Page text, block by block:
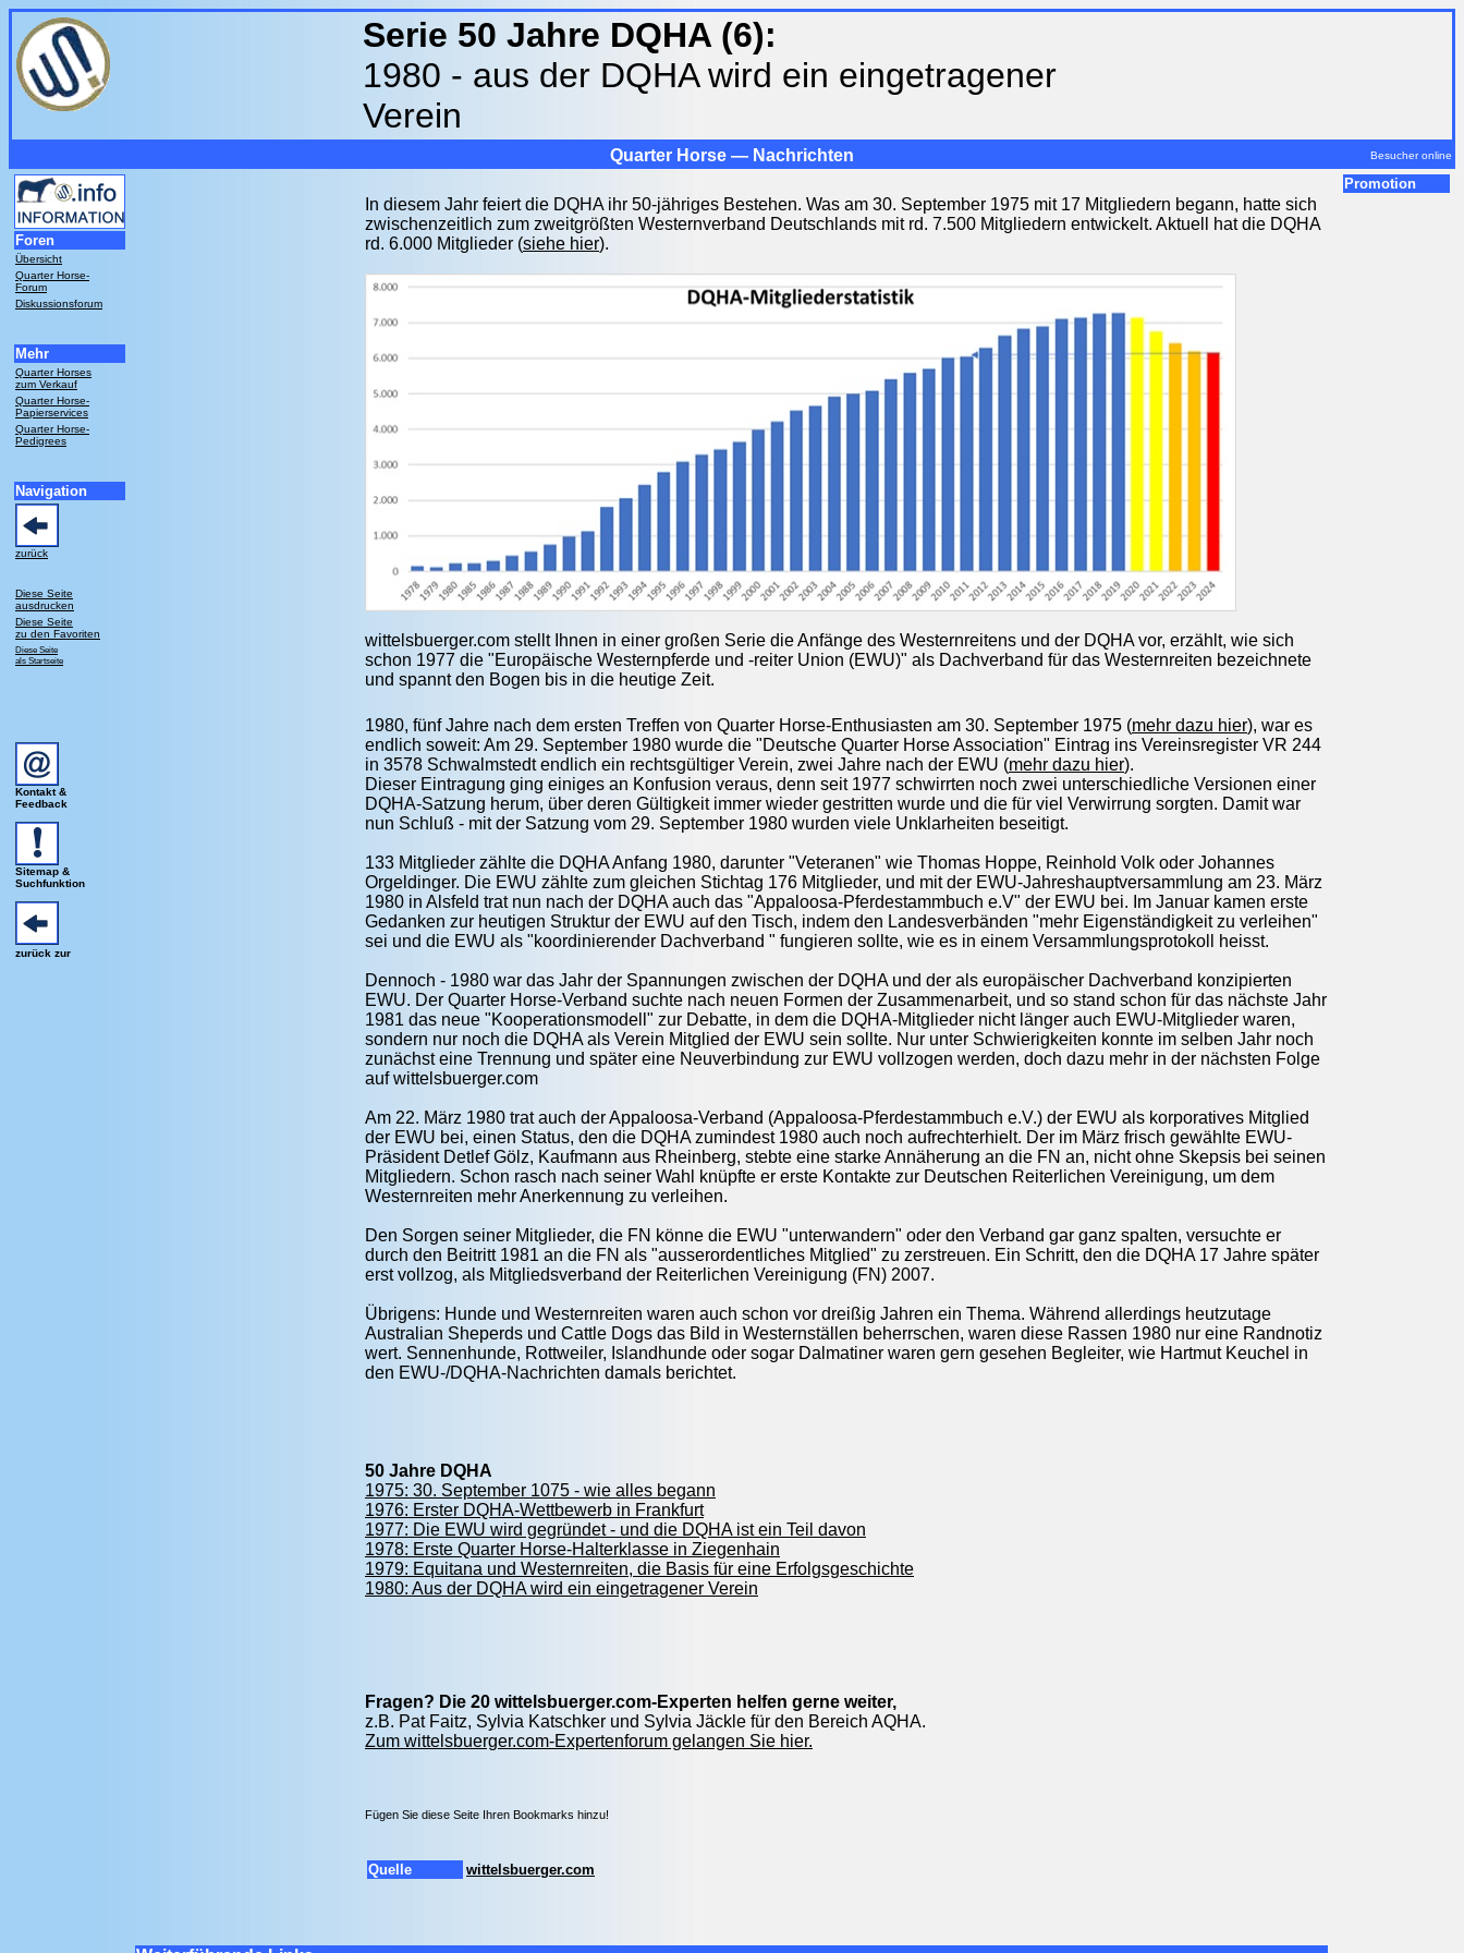
Serie 50 Jahre DQHA (6):
1980 - aus der DQHA wird ein eingetragener
Verein
Quarter Horse — Nachrichten Besucher online
Foren
Übersicht
Quarter Horse-
Forum
Diskussionsforum
Mehr
Quarter Horses
zum Verkauf
Quarter Horse-
Papierservices
Quarter Horse-
Pedigrees
Navigation
zurück
Diese Seite
ausdrucken
Diese Seite
zu den Favoriten
Diese Seite
als Startseite
Kontakt &
Feedback
Sitemap &
Suchfunktion
zurück zur
In diesem Jahr feiert die DQHA ihr 50-jähriges Bestehen. Was am 30. September 1975 mit 17 Mitgliedern begann, hatte sich
zwischenzeitlich zum zweitgrößten Westernverband Deutschlands mit rd. 7.500 Mitgliedern entwickelt. Aktuell hat die DQHA
rd. 6.000 Mitglieder (siehe hier).
wittelsbuerger.com stellt Ihnen in einer großen Serie die Anfänge des Westernreitens und der DQHA vor, erzählt, wie sich
schon 1977 die "Europäische Westernpferde und -reiter Union (EWU)" als Dachverband für das Westernreiten bezeichnete
und spannt den Bogen bis in die heutige Zeit.
1980, fünf Jahre nach dem ersten Treffen von Quarter Horse-Enthusiasten am 30. September 1975 (mehr dazu hier), war es
endlich soweit: Am 29. September 1980 wurde die "Deutsche Quarter Horse Association" Eintrag ins Vereinsregister VR 244
in 3578 Schwalmstedt endlich ein rechtsgültiger Verein, zwei Jahre nach der EWU (mehr dazu hier).
Dieser Eintragung ging einiges an Konfusion veraus, denn seit 1977 schwirrten noch zwei unterschiedliche Versionen einer
DQHA-Satzung herum, über deren Gültigkeit immer wieder gestritten wurde und die für viel Verwirrung sorgten. Damit war
nun Schluß - mit der Satzung vom 29. September 1980 wurden viele Unklarheiten beseitigt.
133 Mitglieder zählte die DQHA Anfang 1980, darunter "Veteranen" wie Thomas Hoppe, Reinhold Volk oder Johannes
Orgeldinger. Die EWU zählte zum gleichen Stichtag 176 Mitglieder, und mit der EWU-Jahreshauptversammlung am 23. März
1980 in Alsfeld trat nun nach der DQHA auch das "Appaloosa-Pferdestammbuch e.V" der EWU bei. Im Januar kamen erste
Gedanken zur heutigen Struktur der EWU auf den Tisch, indem den Landesverbänden "mehr Eigenständigkeit zu verleihen"
sei und die EWU als "koordinierender Dachverband " fungieren sollte, wie es in einem Versammlungsprotokoll heisst.
Dennoch - 1980 war das Jahr der Spannungen zwischen der DQHA und der als europäischer Dachverband konzipierten
EWU. Der Quarter Horse-Verband suchte nach neuen Formen der Zusammenarbeit, und so stand schon für das nächste Jahr
1981 das neue "Kooperationsmodell" zur Debatte, in dem die DQHA-Mitglieder nicht länger auch EWU-Mitglieder waren,
sondern nur noch die DQHA als Verein Mitglied der EWU sein sollte. Nur unter Schwierigkeiten konnte im selben Jahr noch
zunächst eine Trennung und später eine Neuverbindung zur EWU vollzogen werden, doch dazu mehr in der nächsten Folge
auf wittelsbuerger.com
Am 22. März 1980 trat auch der Appaloosa-Verband (Appaloosa-Pferdestammbuch e.V.) der EWU als korporatives Mitglied
der EWU bei, einen Status, den die DQHA zumindest 1980 auch noch aufrechterhielt. Der im März frisch gewählte EWU-
Präsident Detlef Gölz, Kaufmann aus Rheinberg, stebte eine starke Annäherung an die FN an, nicht ohne Skepsis bei seinen
Mitgliedern. Schon rasch nach seiner Wahl knüpfte er erste Kontakte zur Deutschen Reiterlichen Vereinigung, um dem
Westernreiten mehr Anerkennung zu verleihen.
Den Sorgen seiner Mitglieder, die FN könne die EWU "unterwandern" oder den Verband gar ganz spalten, versuchte er
durch den Beitritt 1981 an die FN als "ausserordentliches Mitglied" zu zerstreuen. Ein Schritt, den die DQHA 17 Jahre später
erst vollzog, als Mitgliedsverband der Reiterlichen Vereinigung (FN) 2007.
Übrigens: Hunde und Westernreiten waren auch schon vor dreißig Jahren ein Thema. Während allerdings heutzutage
Australian Sheperds und Cattle Dogs das Bild in Westernställen beherrschen, waren diese Rassen 1980 nur eine Randnotiz
wert. Sennenhunde, Rottweiler, Islandhunde oder sogar Dalmatiner waren gern gesehen Begleiter, wie Hartmut Keuchel in
den EWU-/DQHA-Nachrichten damals berichtet.
50 Jahre DQHA
1975: 30. September 1075 - wie alles begann
1976: Erster DQHA-Wettbewerb in Frankfurt
1977: Die EWU wird gegründet - und die DQHA ist ein Teil davon
1978: Erste Quarter Horse-Halterklasse in Ziegenhain
1979: Equitana und Westernreiten, die Basis für eine Erfolgsgeschichte
1980: Aus der DQHA wird ein eingetragener Verein
Fragen? Die 20 wittelsbuerger.com-Experten helfen gerne weiter,
z.B. Pat Faitz, Sylvia Katschker und Sylvia Jäckle für den Bereich AQHA.
Zum wittelsbuerger.com-Expertenforum gelangen Sie hier.
Fügen Sie diese Seite Ihren Bookmarks hinzu!
Quelle wittelsbuerger.com
Promotion